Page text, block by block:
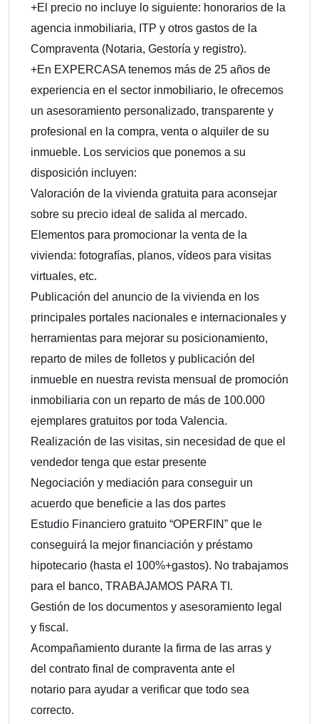
+El precio no incluye lo siguiente: honorarios de la
agencia inmobiliaria, ITP y otros gastos de la
Compraventa (Notaria, Gestoría y registro).
+En EXPERCASA tenemos más de 25 años de
experiencia en el sector inmobiliario, le ofrecemos
un asesoramiento personalizado, transparente y
profesional en la compra, venta o alquiler de su
inmueble. Los servicios que ponemos a su
disposición incluyen:
Valoración de la vivienda gratuita para aconsejar
sobre su precio ideal de salida al mercado.
Elementos para promocionar la venta de la
vivienda: fotografías, planos, vídeos para visitas
virtuales, etc.
Publicación del anuncio de la vivienda en los
principales portales nacionales e internacionales y
herramientas para mejorar su posicionamiento,
reparto de miles de folletos y publicación del
inmueble en nuestra revista mensual de promoción
inmobiliaria con un reparto de más de 100.000
ejemplares gratuitos por toda Valencia.
Realización de las visitas, sin necesidad de que el
vendedor tenga que estar presente
Negociación y mediación para conseguir un
acuerdo que beneficie a las dos partes
Estudio Financiero gratuito “OPERFIN” que le
conseguirá la mejor financiación y préstamo
hipotecario (hasta el 100%+gastos). No trabajamos
para el banco, TRABAJAMOS PARA TI.
Gestión de los documentos y asesoramiento legal
y fiscal.
Acompañamiento durante la firma de las arras y
del contrato final de compraventa ante el
notario para ayudar a verificar que todo sea
correcto.